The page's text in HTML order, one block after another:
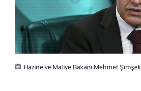
Hazine ve Maliye Bakanı Mehmet Şimşek